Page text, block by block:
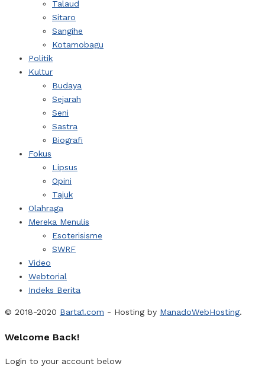
Talaud
Sitaro
Sangihe
Kotamobagu
Politik
Kultur
Budaya
Sejarah
Seni
Sastra
Biografi
Fokus
Lipsus
Opini
Tajuk
Olahraga
Mereka Menulis
Esoterisisme
SWRF
Video
Webtorial
Indeks Berita
© 2018-2020 Barta1.com - Hosting by ManadoWebHosting.
Welcome Back!
Login to your account below